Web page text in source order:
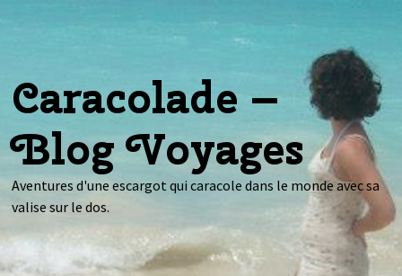
Caracolade –
Blog Voyages
Aventures d'une escargot qui caracole dans le monde avec sa
valise sur le dos.